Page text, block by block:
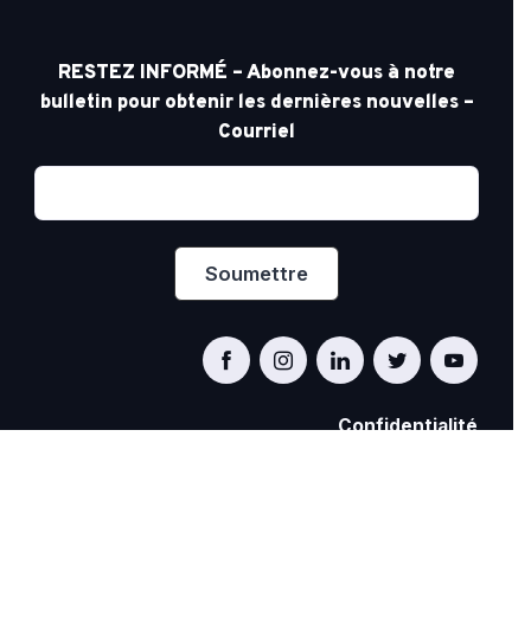
RESTEZ INFORMÉ – Abonnez-vous à notre
bulletin pour obtenir les dernières nouvelles –
Courriel
Confidentialité